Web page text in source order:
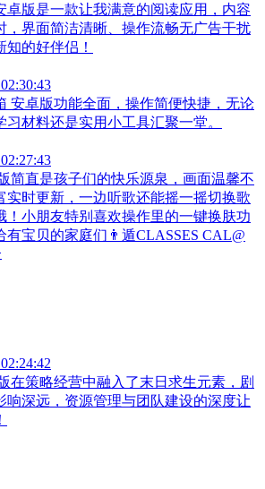
卓版是一款让我满意的阅读应用，内容
，界面简洁清晰、操作流畅无广告干扰
的好伴侣！
安卓版功能全面，操作简便快捷，无论
习材料还是实用小工具汇聚一堂。
简直是孩子们的快乐源泉，画面温馨不
实时更新，一边听歌还能摇一摇切换歌
！小朋友特别喜欢操作里的一键换肤功
有宝贝的家庭们👨‍遁️CLASSES CAL@
在策略经营中融入了末日求生元素，剧
响深远，资源管理与团队建设的深度让